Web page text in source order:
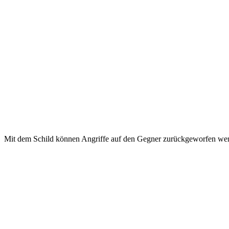
Mit dem Schild können Angriffe auf den Gegner zurückgeworfen